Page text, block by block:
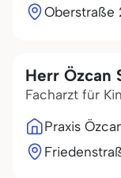
Oberstraße
Herr Özcan
Facharzt für
Praxis